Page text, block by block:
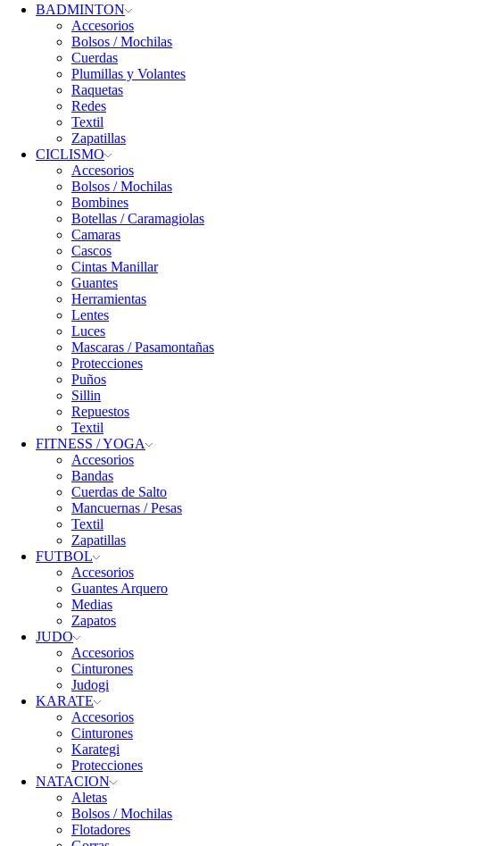
BADMINTON
Accesorios
Bolsos / Mochilas
Cuerdas
Plumillas y Volantes
Raquetas
Redes
Textil
Zapatillas
CICLISMO
Accesorios
Bolsos / Mochilas
Bombines
Botellas / Caramagiolas
Camaras
Cascos
Cintas Manillar
Guantes
Herramientas
Lentes
Luces
Mascaras / Pasamontañas
Protecciones
Puños
Sillin
Repuestos
Textil
FITNESS / YOGA
Accesorios
Bandas
Cuerdas de Salto
Mancuernas / Pesas
Textil
Zapatillas
FUTBOL
Accesorios
Guantes Arquero
Medias
Zapatos
JUDO
Accesorios
Cinturones
Judogi
KARATE
Accesorios
Cinturones
Karategi
Protecciones
NATACION
Aletas
Bolsos / Mochilas
Flotadores